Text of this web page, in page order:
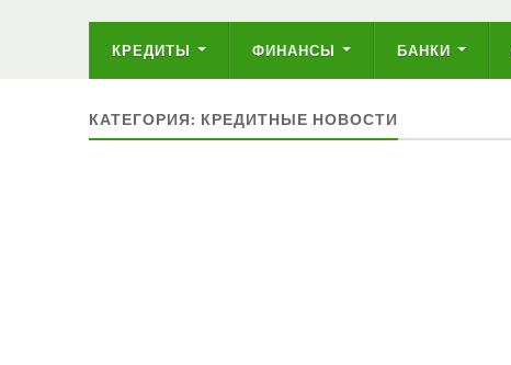
КРЕДИТЫ ФИНАНСЫ БАНКИ
КАТЕГОРИЯ: КРЕДИТНЫЕ НОВОСТИ